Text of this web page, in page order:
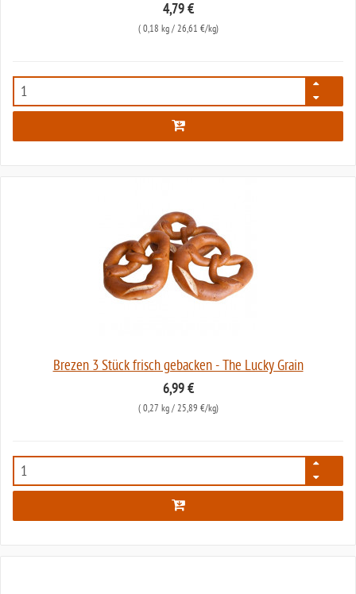
4,79 €
( 0,18 kg/ 26,61 €/kg)
6223
Brezen 3 Stück frisch gebacken - The Lucky Grain
6,99 €
( 0,27 kg/ 25,89 €/kg)
6389